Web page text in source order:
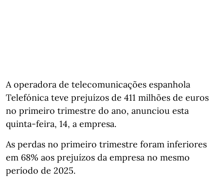
A operadora de telecomunicações espanhola
Telefónica teve prejuízos de 411 milhões de euros
no primeiro trimestre do ano, anunciou esta
quinta-feira, 14, a empresa.
As perdas no primeiro trimestre foram inferiores
em 68% aos prejuízos da empresa no mesmo
período de 2025.